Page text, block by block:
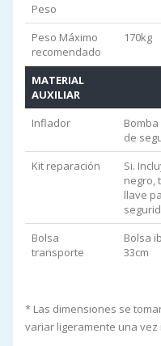
Peso
Peso Máximo
recomendado
170kg
MATERIAL
AUXILIAR
Inflador
de
Kit reparación
Si.
negro,
llave
Bolsa
transporte
Bolsa
33cm
* Las dimensiones se
variar ligeramente una vez